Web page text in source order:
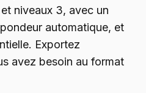
niveaux 3, avec un
automatique, et
Exportez
avez besoin au format